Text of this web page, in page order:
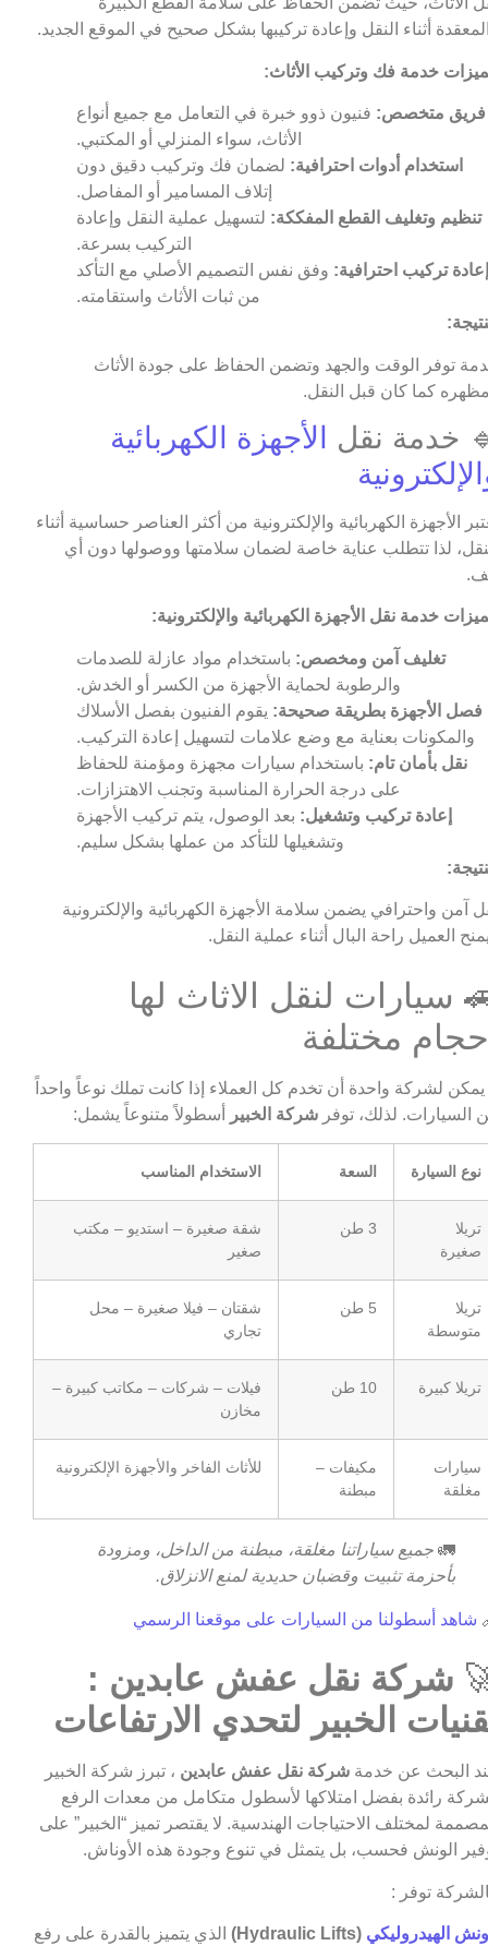
أثناء النقل وإعادة تركيبها بشكل صحيح في الموقع الجديد.
خدمة فك وتركيب الأثاث:
فريق متخصص: فنيون ذوو خبرة في التعامل مع جميع أنواع
الأثاث، سواء المنزلي أو المكتبي.
استخدام أدوات احترافية: لضمان فك وتركيب دقيق دون
إتلاف المسامير أو المفاصل.
تنظيم وتغليف القطع المفككة: لتسهيل عملية النقل وإعادة
التركيب بسرعة.
إعادة تركيب احترافية: وفق نفس التصميم الأصلي مع التأكد
من ثبات الأثاث واستقامته.
توفر الوقت والجهد وتضمن الحفاظ على جودة الأثاث
كما كان قبل النقل.
خدمة نقل
الأجهزة الكهربائية
الأجهزة الكهربائية والإلكترونية من أكثر العناصر حساسية أثناء
لذا تتطلب عناية خاصة لضمان سلامتها ووصولها دون أي
خدمة نقل الأجهزة الكهربائية والإلكترونية:
تغليف آمن ومخصص: باستخدام مواد عازلة للصدمات
والرطوبة لحماية الأجهزة من الكسر أو الخدش.
فصل الأجهزة بطريقة صحيحة: يقوم الفنيون بفصل الأسلاك
والمكونات بعناية مع وضع علامات لتسهيل إعادة التركيب.
نقل بأمان تام: باستخدام سيارات مجهزة ومؤمنة للحفاظ
على درجة الحرارة المناسبة وتجنب الاهتزازات.
إعادة تركيب وتشغيل: بعد الوصول، يتم تركيب الأجهزة
وتشغيلها للتأكد من عملها بشكل سليم.
آمن واحترافي يضمن سلامة الأجهزة الكهربائية والإلكترونية
العميل راحة البال أثناء عملية النقل.
سيارات لنقل الاثاث لها
مختلفة
يمكن لشركة واحدة أن تخدم كل العملاء إذا كانت تملك نوعاً واحداً
السيارات. لذلك، توفر شركة الخبير أسطولاً متنوعاً يشمل:
نوع السيارة السعة الاستخدام المناسب
تريلا
صغيرة
3 طن
شقة صغيرة – استديو – مكتب
صغير
تريلا
متوسطة
5 طن
شقتان – فيلا صغيرة – محل
تجاري
تريلا كبيرة 10 طن
فيلات – شركات – مكاتب كبيرة –
مخازن
سيارات
مغلقة
مكيفات –
مبطنة
للأثاث الفاخر والأجهزة الإلكترونية
🚛 جميع سياراتنا مغلقة، مبطنة من الداخل، ومزودة
بأحزمة تثبيت وقضبان حديدية لمنع الانزلاق.
شاهد أسطولنا من السيارات على موقعنا الرسمي
شركة نقل عفش عابدين :
الخبير لتحدي الارتفاعات
البحث عن خدمة شركة نقل عفش عابدين ، تبرز شركة الخبير
رائدة بفضل امتلاكها لأسطول متكامل من معدات الرفع
لمختلف الاحتياجات الهندسية. لا يقتصر تميز “الخبير” على
الونش فحسب، بل يتمثل في تنوع وجودة هذه الأوناش.
توفر :
الهيدروليكي (Hydraulic Lifts)
الذي يتميز بالقدرة على رفع